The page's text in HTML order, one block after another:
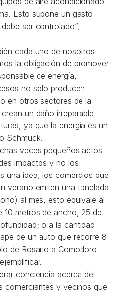
Esto supone un gasto
ser controlado”,
cada uno de nosotros
la obligación de promover
de energía,
no sólo producen
en otros sectores de la
un daño irreparable
ya que la energía es un
Schmuck.
veces pequeños actos
impactos y no los
una idea, los comercios que
verano emiten una tonelada
al mes, esto equivale al
10 metros de ancho, 25 de
o a la cantidad
de un auto que recorre 8
de Rosario a Comodoro
conciencia acerca del
comerciantes y vecinos que